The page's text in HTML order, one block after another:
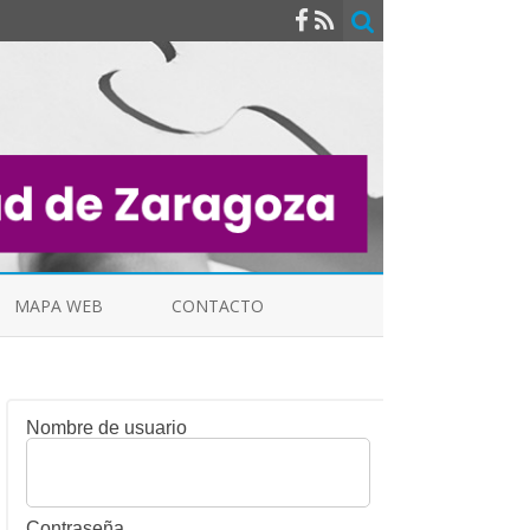
MAPA WEB CONTACTO
Nombre de usuario